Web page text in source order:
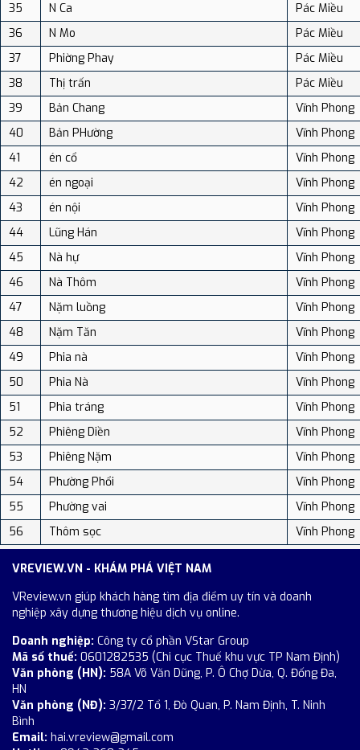
35
N Ca
Pác Miều
36
N Mo
Pác Miều
37
Phiờng Phay
Pác Miều
38
Thị trấn
Pác Miều
39
Bản Chang
Vĩnh Phong
40
Bản PHường
Vĩnh Phong
41
én cổ
Vĩnh Phong
42
én ngoại
Vĩnh Phong
43
én nội
Vĩnh Phong
44
Lũng Hán
Vĩnh Phong
45
Nà hự
Vĩnh Phong
46
Nà Thôm
Vĩnh Phong
47
Nặm luồng
Vĩnh Phong
48
Nặm Tăn
Vĩnh Phong
49
Phia nà
Vĩnh Phong
50
Phia Nà
Vĩnh Phong
51
Phia tráng
Vĩnh Phong
52
Phiêng Diền
Vĩnh Phong
53
Phiêng Nặm
Vĩnh Phong
54
Phường Phổi
Vĩnh Phong
55
Phường vai
Vĩnh Phong
56
Thôm sọc Vĩnh Phong
VREVIEW.VN - KHÁM PHÁ VIỆT NAM
VReview.vn giúp khách hàng tìm địa điểm uy tín và doanh
nghiệp xây dựng thương hiệu dịch vụ online.
Doanh nghiệp: Công ty cổ phần VStar Group
Mã số thuế: 0601282535 (Chi cục Thuế khu vực TP Nam Định)
Văn phòng (HN): 58A Võ Văn Dũng, P. Ô Chợ Dừa, Q. Đống Đa,
HN
Văn phòng (NĐ): 3/37/2 Tổ 1, Đò Quan, P. Nam Định, T. Ninh
Bình
Email: hai.vreview@gmail.com